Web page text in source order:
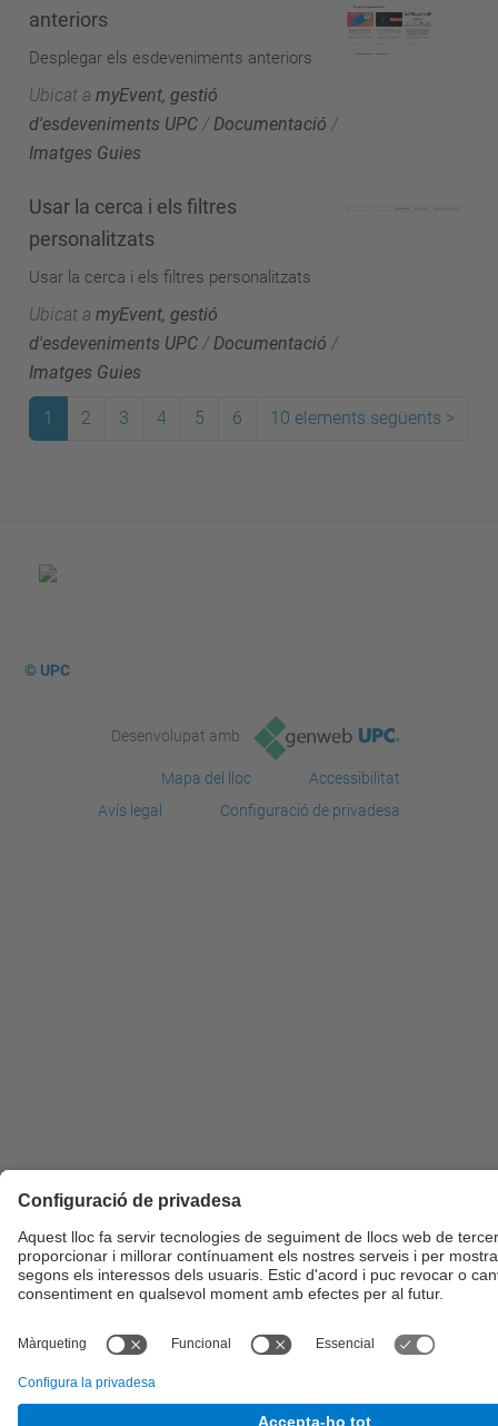
anteriors
Desplegar els esdeveniments anteriors
Ubicat a myEvent, gestió
d'esdeveniments UPC / Documentació /
Imatges Guies
Usar la cerca i els filtres
personalitzats
Usar la cerca i els filtres personalitzats
Ubicat a myEvent, gestió
d'esdeveniments UPC /Documentació /
Imatges Guies
1 2 3 4 5 6 10 elements següents >
© UPC
Desenvolupat amb
Mapa del lloc
Accessibilitat
Avís legal
Configuració de privadesa